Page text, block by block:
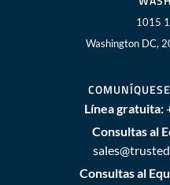
1015
Washington DC,
Línea gratuita:
Consultas al
Consultas al